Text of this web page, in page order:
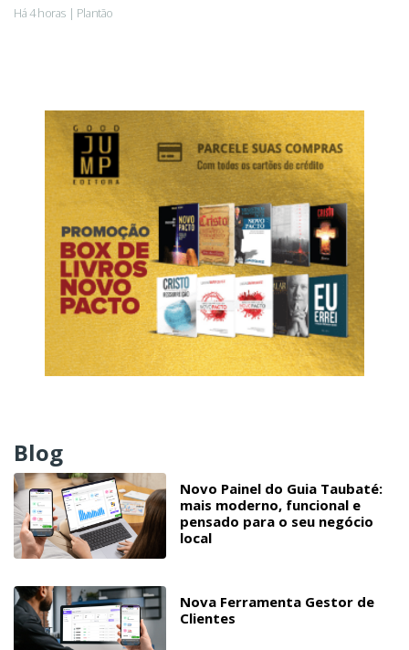
Há 4 horas | Plantão
Blog
Novo Painel do Guia Taubaté:
mais moderno, funcional e
pensado para o seu negócio
local
Nova Ferramenta Gestor de
Clientes